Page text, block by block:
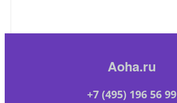
Aoha.ru
+7 (495) 196 56 99